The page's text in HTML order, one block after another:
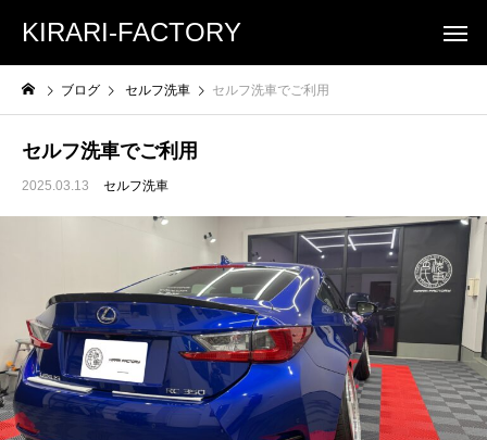
KIRARI-FACTORY
ブログ セルフ洗車 セルフ洗車でご利用
セルフ洗車でご利用
2025.03.13 セルフ洗車